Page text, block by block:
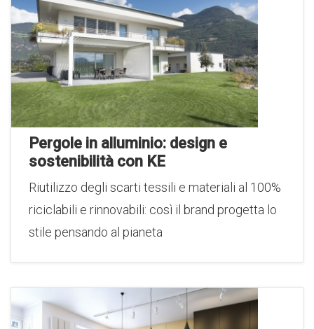
Pergole in alluminio: design e
sostenibilità con KE
Riutilizzo degli scarti tessili e materiali al 100%
riciclabili e rinnovabili: così il brand progetta lo
stile pensando al pianeta